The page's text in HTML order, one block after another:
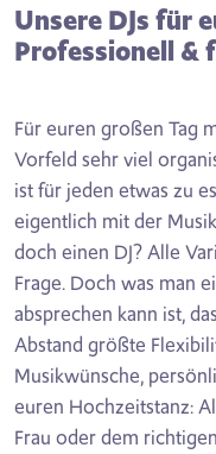
Unsere DJs für
Professionell &
Für euren großen Tag
Vorfeld sehr viel
ist für jeden etwas zu
eigentlich mit der
doch einen DJ? Alle
Frage. Doch was man
absprechen kann ist,
Abstand größte
Musikwünsche,
euren Hochzeitstanz:
Frau oder dem